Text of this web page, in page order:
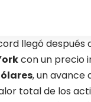
llegó después
con un precio
, un avance
total de los